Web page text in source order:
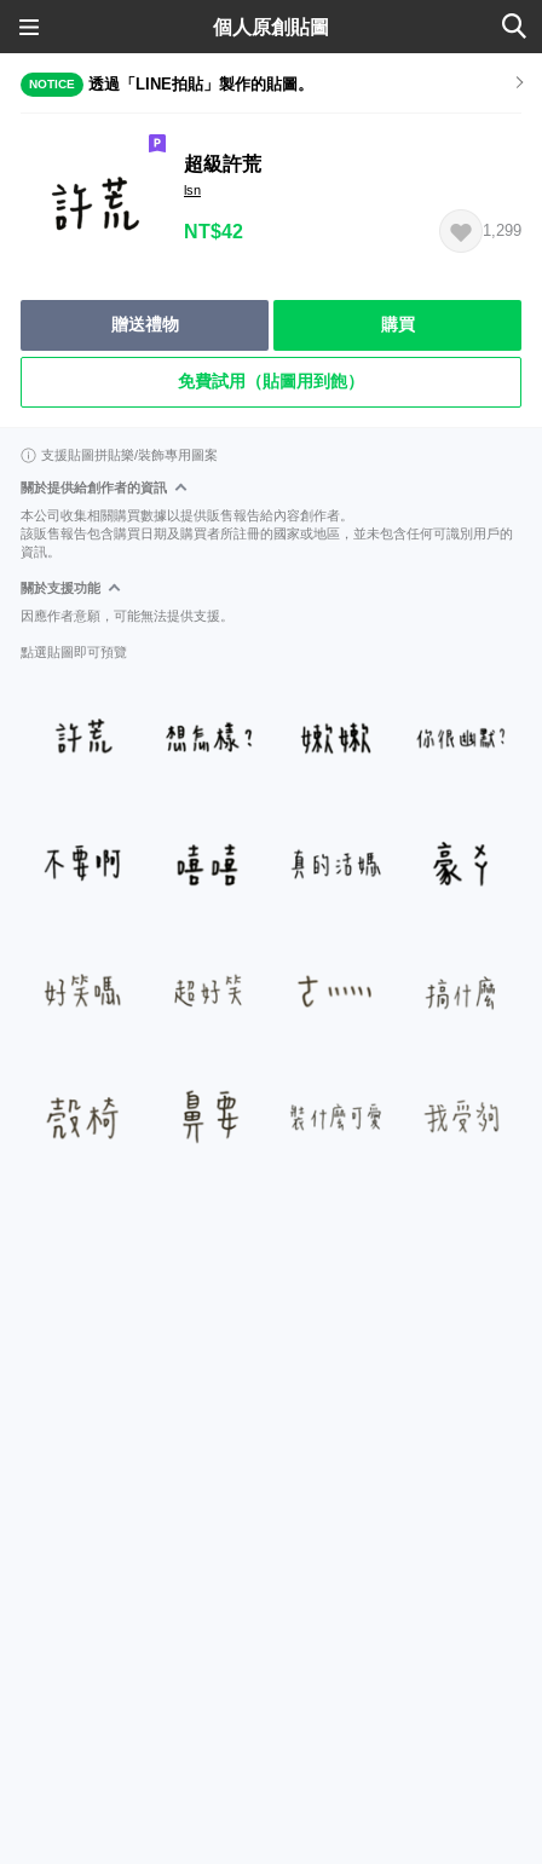
個人原創貼圖
NOTICE 透過「LINE拍貼」製作的貼圖。
超級許荒
lsn
NT$42 1,299
贈送禮物 購買
免費試用（貼圖用到飽）
支援貼圖拼貼樂/裝飾專用圖案
關於提供給創作者的資訊
本公司收集相關購買數據以提供販售報告給內容創作者。
該販售報告包含購買日期及購買者所註冊的國家或地區，並未包含任何可識別用戶的
資訊。
關於支援功能
因應作者意願，可能無法提供支援。
點選貼圖即可預覽